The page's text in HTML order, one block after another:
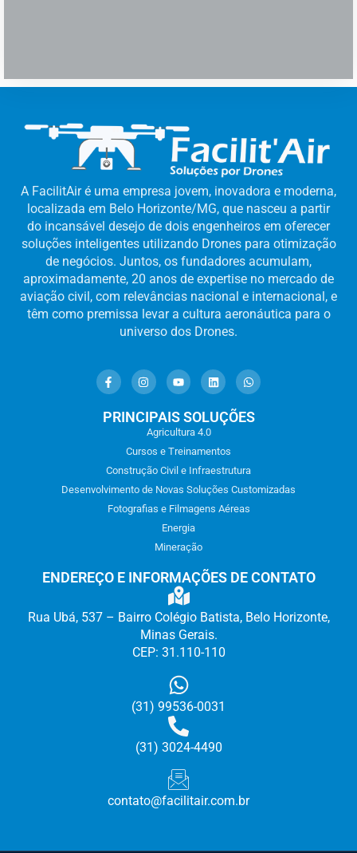
A FacilitAir é uma empresa jovem, inovadora e moderna,
localizada em Belo Horizonte/MG, que nasceu a partir
do incansável desejo de dois engenheiros em oferecer
soluções inteligentes utilizando Drones para otimização
de negócios. Juntos, os fundadores acumulam,
aproximadamente, 20 anos de expertise no mercado de
aviação civil, com relevâncias nacional e internacional, e
têm como premissa levar a cultura aeronáutica para o
universo dos Drones.
PRINCIPAIS SOLUÇÕES
Agricultura 4.0
Cursos e Treinamentos
Construção Civil e Infraestrutura
Desenvolvimento de Novas Soluções Customizadas
Fotografias e Filmagens Aéreas
Energia
Mineração
ENDEREÇO E INFORMAÇÕES DE CONTATO
Rua Ubá, 537 – Bairro Colégio Batista, Belo Horizonte,
Minas Gerais.
CEP: 31.110-110
(31) 99536-0031
(31) 3024-4490
contato@facilitair.com.br